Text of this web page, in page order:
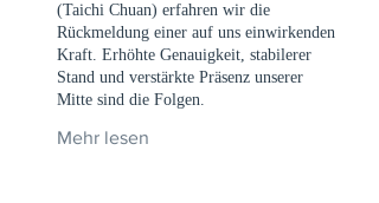
(Taichi Chuan) erfahren wir die
Rückmeldung einer auf uns einwirkenden
Kraft. Erhöhte Genauigkeit, stabilerer
Stand und verstärkte Präsenz unserer
Mitte sind die Folgen.
Mehr lesen